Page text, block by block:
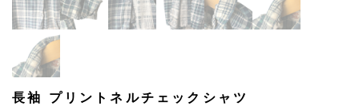
長袖 プリントネルチェックシャツ